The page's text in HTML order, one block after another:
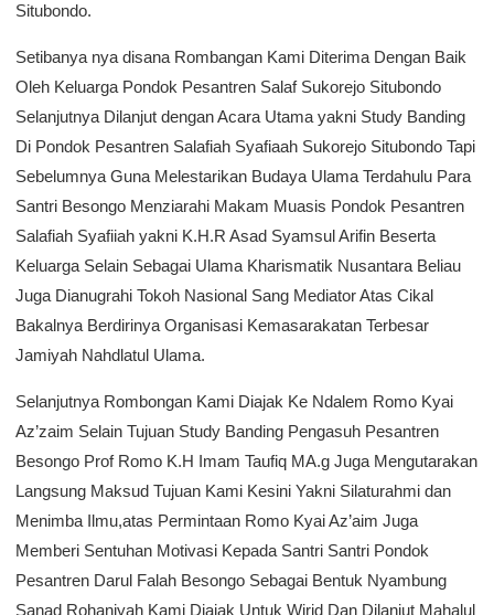
Situbondo.
Setibanya nya disana Rombangan Kami Diterima Dengan Baik
Oleh Keluarga Pondok Pesantren Salaf Sukorejo Situbondo
Selanjutnya Dilanjut dengan Acara Utama yakni Study Banding
Di Pondok Pesantren Salafiah Syafiaah Sukorejo Situbondo Tapi
Sebelumnya Guna Melestarikan Budaya Ulama Terdahulu Para
Santri Besongo Menziarahi Makam Muasis Pondok Pesantren
Salafiah Syafiiah yakni K.H.R Asad Syamsul Arifin Beserta
Keluarga Selain Sebagai Ulama Kharismatik Nusantara Beliau
Juga Dianugrahi Tokoh Nasional Sang Mediator Atas Cikal
Bakalnya Berdirinya Organisasi Kemasarakatan Terbesar
Jamiyah Nahdlatul Ulama.
Selanjutnya Rombongan Kami Diajak Ke Ndalem Romo Kyai
Az’zaim Selain Tujuan Study Banding Pengasuh Pesantren
Besongo Prof Romo K.H Imam Taufiq MA.g Juga Mengutarakan
Langsung Maksud Tujuan Kami Kesini Yakni Silaturahmi dan
Menimba Ilmu,atas Permintaan Romo Kyai Az’aim Juga
Memberi Sentuhan Motivasi Kepada Santri Santri Pondok
Pesantren Darul Falah Besongo Sebagai Bentuk Nyambung
Sanad Rohaniyah Kami Diajak Untuk Wirid Dan Dilanjut Mahalul